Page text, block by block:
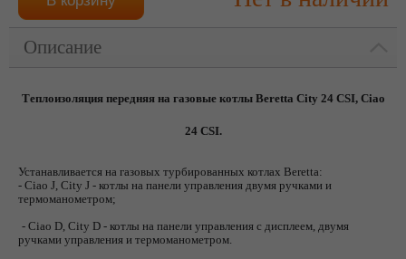
Описание
Теплоизоляция передняя на газовые котлы Beretta City 24 CSI, Ciao
24 CSI.
Устанавливается на газовых турбированных котлах Beretta:
- Ciao J, City J - котлы на панели управления двумя ручками и
термоманометром;
- Ciao D, City D - котлы на панели управления с дисплеем, двумя
ручками управления и термоманометром.